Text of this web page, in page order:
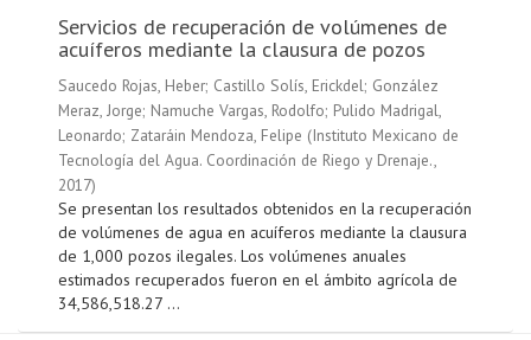
Servicios de recuperación de volúmenes de
acuíferos mediante la clausura de pozos
Saucedo Rojas, Heber; Castillo Solís, Erickdel; González
Meraz, Jorge; Namuche Vargas, Rodolfo; Pulido Madrigal,
Leonardo; Zataráin Mendoza, Felipe (Instituto Mexicano de
Tecnología del Agua. Coordinación de Riego y Drenaje.,
2017)
Se presentan los resultados obtenidos en la recuperación
de volúmenes de agua en acuíferos mediante la clausura
de 1,000 pozos ilegales. Los volúmenes anuales
estimados recuperados fueron en el ámbito agrícola de
34,586,518.27 ...